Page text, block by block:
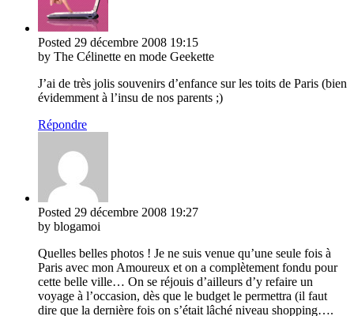
Posted 29 décembre 2008 19:15
by The Célinette en mode Geekette
J’ai de très jolis souvenirs d’enfance sur les toits de Paris (bien
évidemment à l’insu de nos parents ;)
Répondre
Posted 29 décembre 2008 19:27
by blogamoi
Quelles belles photos ! Je ne suis venue qu’une seule fois à
Paris avec mon Amoureux et on a complètement fondu pour
cette belle ville… On se réjouis d’ailleurs d’y refaire un
voyage à l’occasion, dès que le budget le permettra (il faut
dire que la dernière fois on s’était lâché niveau shopping….